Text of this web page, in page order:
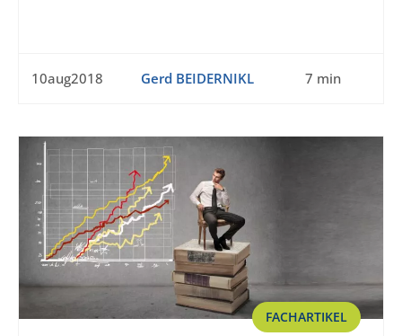
10aug2018 Gerd BEIDERNIKL 7 min
FACHARTIKEL